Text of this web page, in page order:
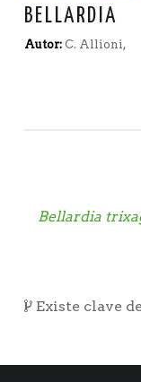
BELLARDIA
Autor: C. Allioni,
Bellardia
Existe clave